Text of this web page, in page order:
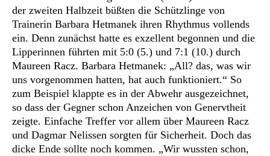
der zweiten Halbzeit büßten die Schützlinge von
Trainerin Barbara Hetmanek ihren Rhythmus vollends
ein. Denn zunächst hatte es exzellent begonnen und die
Lipperinnen führten mit 5:0 (5.) und 7:1 (10.) durch
Maureen Racz. Barbara Hetmanek: „All? das, was wir
uns vorgenommen hatten, hat auch funktioniert.“ So
zum Beispiel klappte es in der Abwehr ausgezeichnet,
so dass der Gegner schon Anzeichen von Genervtheit
zeigte. Einfache Treffer vor allem über Maureen Racz
und Dagmar Nelissen sorgten für Sicherheit. Doch das
dicke Ende sollte noch kommen. „Wir wussten schon,